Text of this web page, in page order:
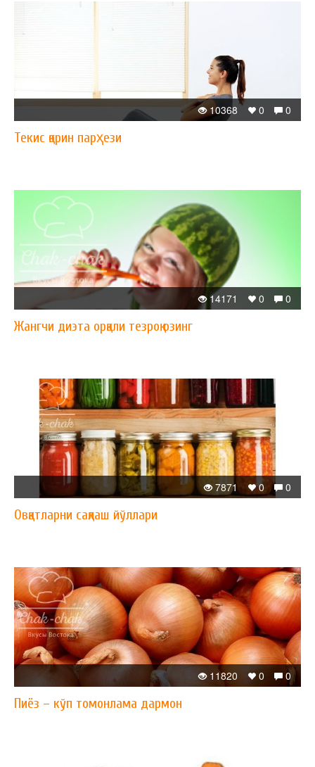
0
0
10368
Текис қорин парҳези
0
0
14171
Жангчи диэта орқали тезроқ озинг
0
0
7871
Овқатларни сақлаш йўллари
0
0
11820
Пиёз – кўп томонлама дармон